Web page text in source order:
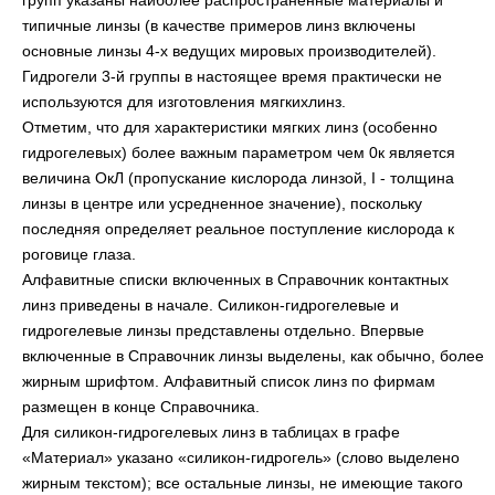
типичные линзы (в качестве примеров линз включены
основные линзы 4-х ведущих мировых производителей).
Гидрогели 3-й группы в настоящее время практически не
используются для изготовления мягкихлинз.
Отметим, что для характеристики мягких линз (особенно
гидрогелевых) более важным параметром чем 0к является
величина ОкЛ (пропускание кислорода линзой, I - толщина
линзы в центре или усредненное значение), поскольку
последняя определяет реальное поступление кислорода к
роговице глаза.
Алфавитные списки включенных в Справочник контактных
линз приведены в начале. Силикон-гидрогелевые и
гидрогелевые линзы представлены отдельно. Впервые
включенные в Справочник линзы выделены, как обычно, более
жирным шрифтом. Алфавитный список линз по фирмам
размещен в конце Справочника.
Для силикон-гидрогелевых линз в таблицах в графе
«Материал» указано «силикон-гидрогель» (слово выделено
жирным текстом); все остальные линзы, не имеющие такого